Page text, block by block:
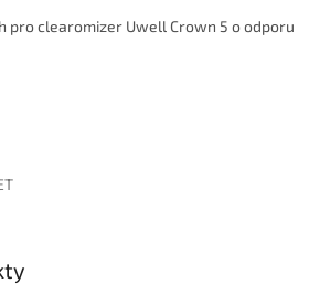
pro clearomizer Uwell Crown 5 o odporu